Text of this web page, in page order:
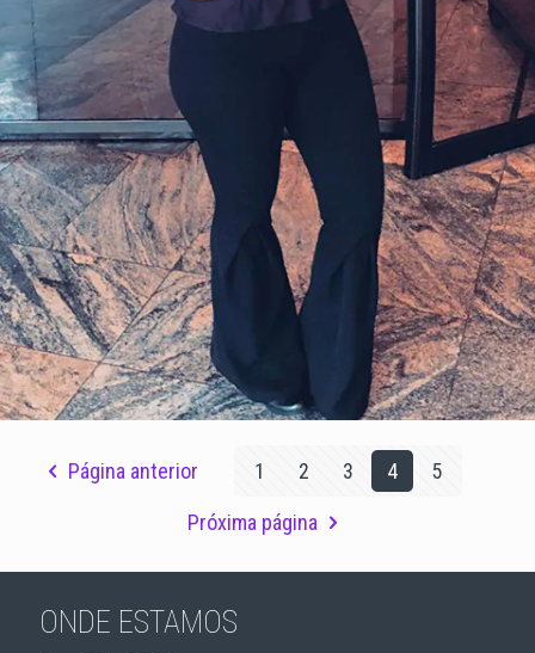
Página anterior 1 2 3 4 5
Próxima página
ONDE ESTAMOS